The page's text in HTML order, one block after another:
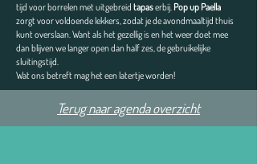
tijd voor borrelen met uitgebreid tapaserbij. Pop up Paella
zorgt voor voldoende lekkers, zodat je de avondmaaltijd thuis
kunt overslaan. Want als het gezellig is en het weer doet mee
dan blijven we langer open dan half zes, de gebruikelijke
sluitingstijd.
Wat ons betreft mag het een latertje worden!
Terug naar agenda overzicht